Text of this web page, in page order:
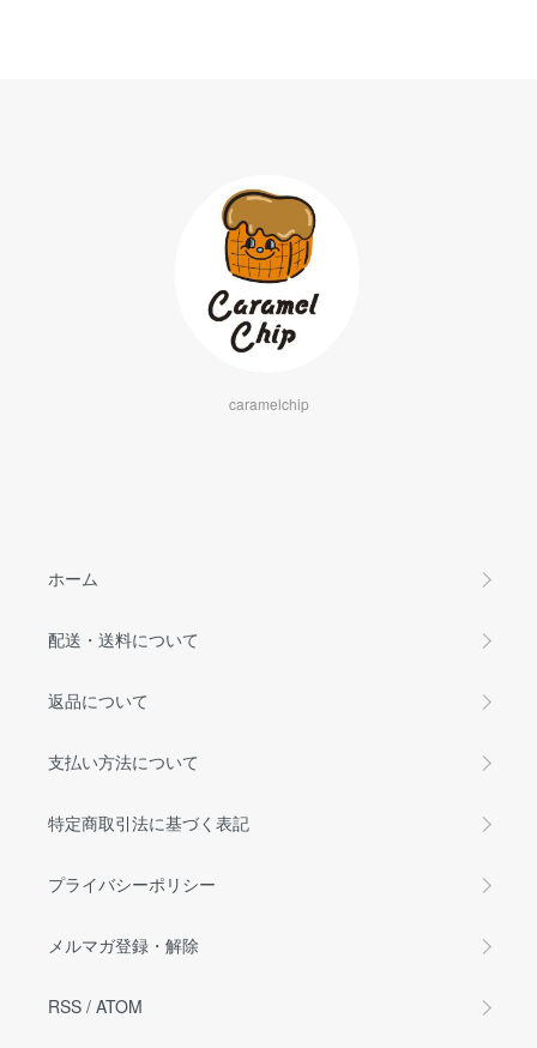
caramelchip
ホーム
配送・送料について
返品について
支払い方法について
特定商取引法に基づく表記
プライバシーポリシー
メルマガ登録・解除
RSS / ATOM